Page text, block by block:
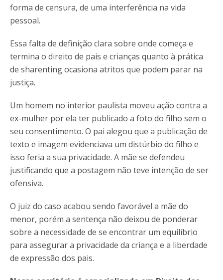
forma de censura, de uma interferência na vida
pessoal.
Essa falta de definição clara sobre onde começa e
termina o direito de pais e crianças quanto à prática
de sharenting ocasiona atritos que podem parar na
justiça.
Um homem no interior paulista moveu ação contra a
ex-mulher por ela ter publicado a foto do filho sem o
seu consentimento. O pai alegou que a publicação de
texto e imagem evidenciava um distúrbio do filho e
isso feria a sua privacidade. A mãe se defendeu
justificando que a postagem não teve intenção de ser
ofensiva.
O juiz do caso acabou sendo favorável a mãe do
menor, porém a sentença não deixou de ponderar
sobre a necessidade de se encontrar um equilíbrio
para assegurar a privacidade da criança e a liberdade
de expressão dos pais.